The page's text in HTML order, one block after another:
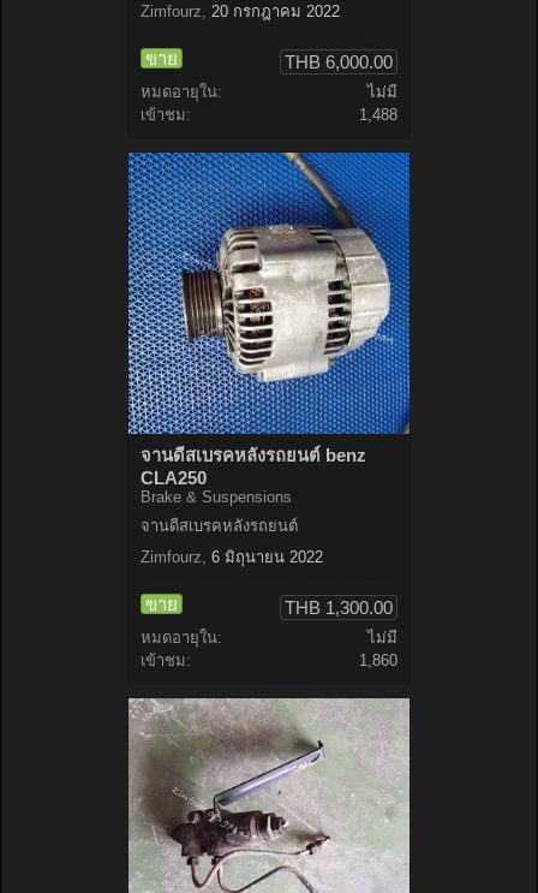
Zimfourz
20 กรกฎาคม 2022
ขาย THB 6,000.00
หมดอายุใน:
ไม่มี
เข้าชม:
1,488
จานดีสเบรคหลังรถยนต์ benz
CLA250
Brake & Suspensions
จานดีสเบรคหลังรถยนต์
Zimfourz, 6 มิถุนายน 2022
ขาย THB 1,300.00
หมดอายุใน:
ไม่มี
เข้าชม:
1,860